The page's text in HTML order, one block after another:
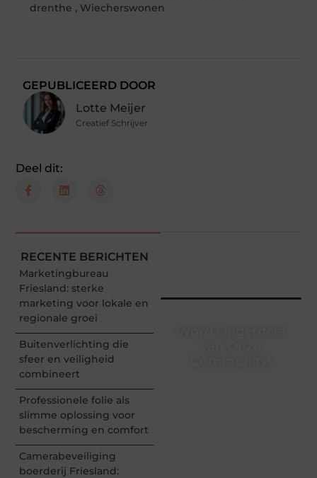
drenthe , Wiecherswonen
GEPUBLICEERD DOOR
Lotte Meijer
Creatief Schrijver
Deel dit:
RECENTE BERICHTEN
Marketingbureau
Friesland: sterke
marketing voor lokale en
regionale groei
Buitenverlichting die
sfeer en veiligheid
combineert
Professionele folie als
slimme oplossing voor
bescherming en comfort
Camerabeveiliging
boerderij Friesland: